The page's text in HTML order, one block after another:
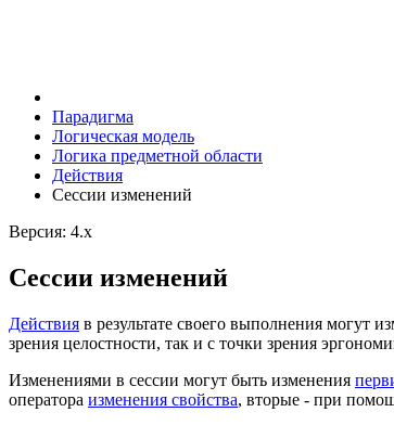
Парадигма
Логическая модель
Логика предметной области
Действия
Сессии изменений
Версия: 4.x
Сессии изменений
Действия в результате своего выполнения могут
зрения целостности, так и с точки зрения
Изменениями в сессии могут быть изменения
оператора изменения свойства, вторые - при